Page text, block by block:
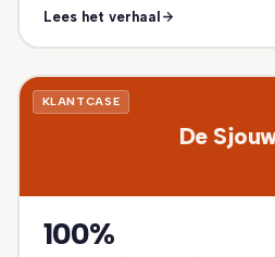
Lees het verhaal
KLANTCASE
De
100%